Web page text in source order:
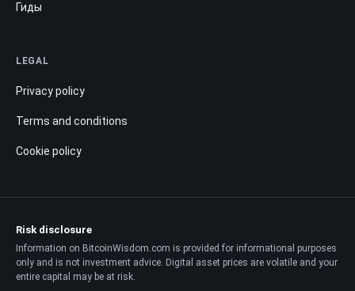
Гиды
LEGAL
Privacy policy
Terms and conditions
Cookie policy
Risk disclosure
Information on BitcoinWisdom.com is provided for informational purposes
only and is not investment advice. Digital asset prices are volatile and your
entire capital may be at risk.